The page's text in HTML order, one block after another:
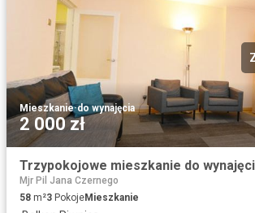
Mieszkanie·do wynajęcia
2 000 zł
Trzypokojowe mieszkanie do
Mjr Pil Jana Czernego
58 m²3 PokojeMieszkanie